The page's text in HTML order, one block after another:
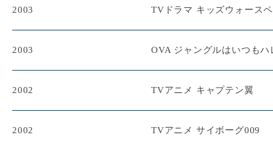
2003 TVドラマ キッズウォース
2003 OVA ジャングルはいつも
2002 TVアニメ キャプテン翼
2002 TVアニメ サイボーグ009